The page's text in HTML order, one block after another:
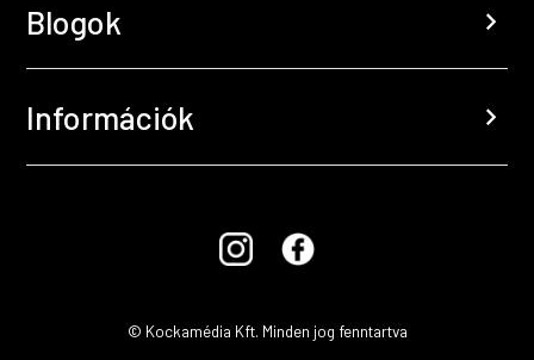
Blogok chevron_right
Információk chevron_right
© Kockamédia Kft. Minden jog fenntartva